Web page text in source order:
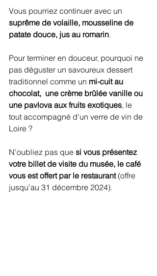
Vous pourriez continuer avec un
suprême de volaille, mousseline de
patate douce, jus au romarin.
Pour terminer en douceur, pourquoi ne
pas déguster un savoureux dessert
traditionnel comme un mi-cuit au
chocolat,  une crème brûlée vanille ou
une pavlova aux fruits exotiques, le
tout accompagné d'un verre de vin de
Loire ?
N'oubliez pas que si vous présentez
votre billet de visite du musée, le café
vous est offert par le restaurant (offre
jusqu'au 31 décembre 2024).